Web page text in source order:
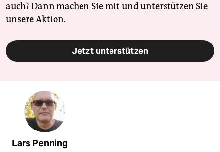
auch? Dann machen Sie mit und unterstützen Sie
unsere Aktion.
Jetzt unterstützen
Lars Penning